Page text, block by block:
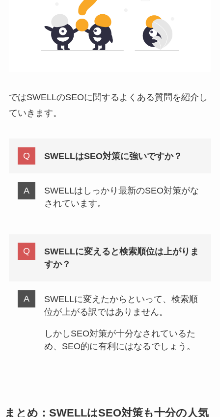
ではSWELLのSEOに関するよくある質問を紹介し
ていきます。
SWELLはSEO対策に強いですか？
SWELLはしっかり最新のSEO対策がな
されています。
SWELLに変えると検索順位は上がりま
すか？
SWELLに変えたからといって、検索順
位が上がる訳ではありません。
しかしSEO対策が十分なされているた
め、SEO的に有利にはなるでしょう。
まとめ：SWELLはSEO対策も十分の人気